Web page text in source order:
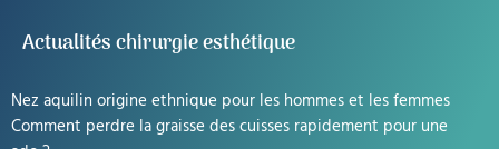
Actualités chirurgie esthétique
Nez aquilin origine ethnique pour les hommes et les femmes
Comment perdre la graisse des cuisses rapidement pour une